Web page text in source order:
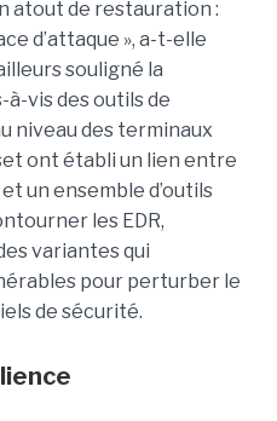
atout de restauration :
d’attaque », a-t-elle
souligné la
vis des outils de
niveau des terminaux
ont établi un lien entre
un ensemble d’outils
les EDR,
variantes qui
pour perturber le
de sécurité.